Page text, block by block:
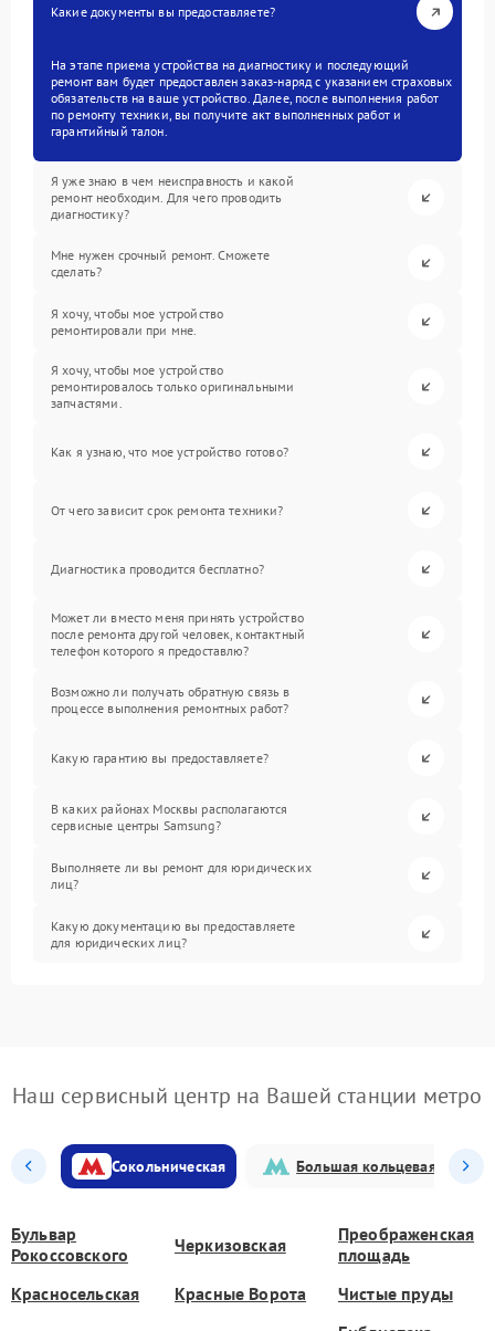
Какие документы вы предоставляете?
На этапе приема устройства на диагностику и последующий
ремонт вам будет предоставлен заказ-наряд с указанием страховых
обязательств на ваше устройство. Далее, после выполнения работ
по ремонту техники, вы получите акт выполненных работ и
гарантийный талон.
Я уже знаю в чем неисправность и какой
ремонт необходим. Для чего проводить
диагностику?
Мне нужен срочный ремонт. Сможете
сделать?
Я хочу, чтобы мое устройство
ремонтировали при мне.
Я хочу, чтобы мое устройство
ремонтировалось только оригинальными
запчастями.
Как я узнаю, что мое устройство готово?
От чего зависит срок ремонта техники?
Диагностика проводится бесплатно?
Может ли вместо меня принять устройство
после ремонта другой человек, контактный
телефон которого я предоставлю?
Возможно ли получать обратную связь в
процессе выполнения ремонтных работ?
Какую гарантию вы предоставляете?
В каких районах Москвы располагаются
сервисные центры Samsung?
Выполняете ли вы ремонт для юридических
лиц?
Какую документацию вы предоставляете
для юридических лиц?
Наш сервисный центр на Вашей станции метро
Сокольническая Большая кольцевая
Бульвар
Рокоссовского
Черкизовская
Преображенская
площадь
Красносельская
Красные Ворота
Чистые пруды